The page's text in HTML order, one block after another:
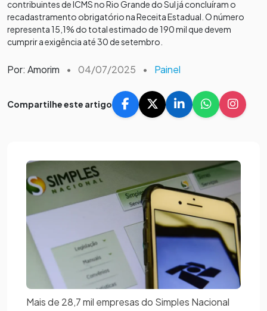
contribuintes de ICMS no Rio Grande do Sul já concluíram o
recadastramento obrigatório na Receita Estadual. O número
representa 15,1% do total estimado de 190 mil que devem
cumprir a exigência até 30 de setembro.
Por: Amorim • 04/07/2025 • Painel
Compartilhe este artigo
Mais de 28,7 mil empresas do Simples Nacional